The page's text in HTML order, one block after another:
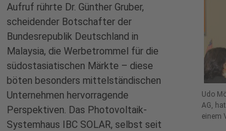
Udo
AG,
einem
Aufruf rührte Dr. Günther Gruber,
scheidender Botschafter der
Bundesrepublik Deutschland in
Malaysia, die Werbetrommel für die
südostasiatischen Märkte – diese
böten besonders mittelständischen
Unternehmen hervorragende
Perspektiven. Das Photovoltaik-
Systemhaus IBC SOLAR, selbst seit